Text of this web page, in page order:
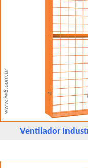
Ventilador